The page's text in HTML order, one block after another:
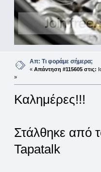
Απ: Τι φοράμε σήμερα;
« Απάντηση #115605 στις:
»
Καλημέρες!!!
Στάλθηκε από
Tapatalk